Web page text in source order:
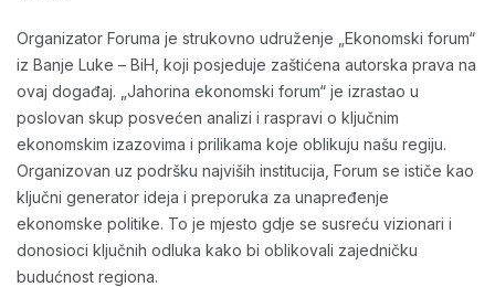
Organizator Foruma je strukovno udruženje „Ekonomski forum“
iz Banje Luke – BiH, koji posjeduje zaštićena autorska prava na
ovaj događaj. „Jahorina ekonomski forum“ je izrastao u
poslovan skup posvećen analizi i raspravi o ključnim
ekonomskim izazovima i prilikama koje oblikuju našu regiju.
Organizovan uz podršku najviših institucija, Forum se ističe kao
ključni generator ideja i preporuka za unapređenje
ekonomske politike. To je mjesto gdje se susreću vizionari i
donosioci ključnih odluka kako bi oblikovali zajedničku
budućnost regiona.